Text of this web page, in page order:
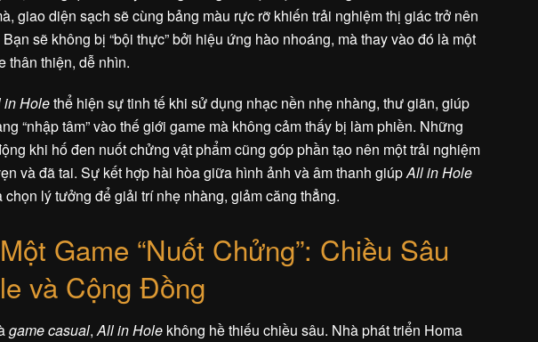
giao diện sạch sẽ cùng bảng màu rực rỡ khiến trải nghiệm thị giác trở nên
sẽ không bị “bội thực” bởi hiệu ứng hào nhoáng, mà thay vào đó là một
thân thiện, dễ nhìn.
in Holethể hiện sự tinh tế khi sử dụng nhạc nền nhẹ nhàng, thư giãn, giúp
“nhập tâm” vào thế giới game mà không cảm thấy bị làm phiền. Những
khi hố đen nuốt chửng vật phẩm cũng góp phần tạo nên một trải nghiệm
và đã tai. Sự kết hợp hài hòa giữa hình ảnh và âm thanh giúpAll in Hole
chọn lý tưởng để giải trí nhẹ nhàng, giảm căng thẳng.
Game “Nuốt Chửng”: Chiều Sâu
và Cộng Đồng
game casual,All in Hole không hề thiếu chiều sâu. Nhà phát triển Homa